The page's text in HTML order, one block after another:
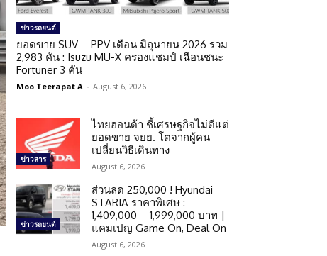
ข่าวรถยนต์
ยอดขาย SUV – PPV เดือน มิถุนายน 2026 รวม
2,983 คัน : Isuzu MU-X ครองแชมป์ เฉือนชนะ
Fortuner 3 คัน
Moo Teerapat A - August 6, 2026
ข่าวสาร
ไทยฮอนด้า ชี้เศรษฐกิจไม่ดีแต่
ยอดขาย จยย. โตจากผู้คน
เปลี่ยนวิธีเดินทาง
August 6, 2026
ข่าวรถยนต์
ส่วนลด 250,000 ! Hyundai
STARIA ราคาพิเศษ :
1,409,000 – 1,999,000 บาท |
แคมเปญ Game On, Deal On
August 6, 2026